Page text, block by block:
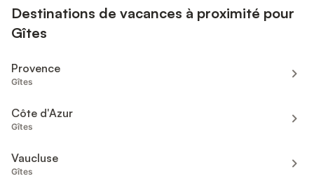
Destinations de vacances à proximité pour
Gîtes
Provence
Gîtes
Côte d'Azur
Gîtes
Vaucluse
Gîtes